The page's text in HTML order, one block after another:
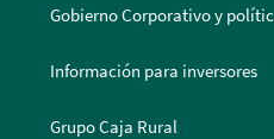
Gobierno Corporativo y
Información para inversores
Grupo Caja Rural